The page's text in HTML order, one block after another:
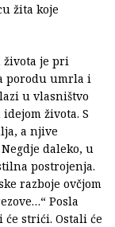
žita koje
je pri
porodu umrla i
u vlasništvo
života. S
a njive
daleko, u
postrojenja.
razboje ovčjom
Posla
će strići. Ostali će